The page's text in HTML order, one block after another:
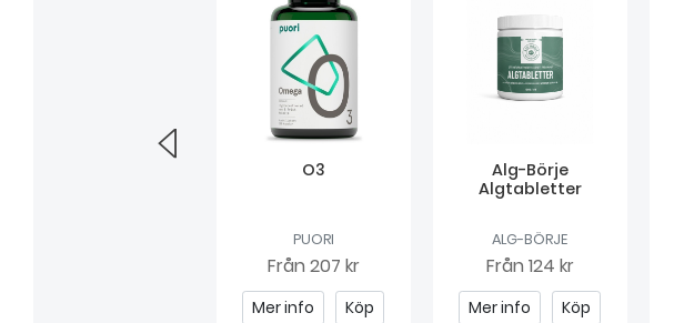
O3
PUORI
Från 207 kr
Mer info Köp
Alg-Börje
Algtabletter
ALG-BÖRJE
Från 124 kr
Mer info Köp